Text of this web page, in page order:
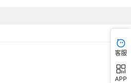
客服
APP